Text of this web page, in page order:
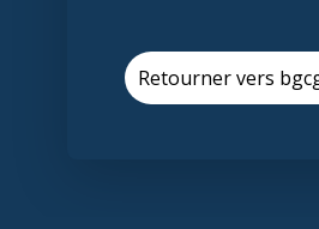
Retourner vers